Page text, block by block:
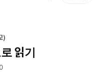
)
읽기